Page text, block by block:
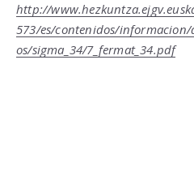
http://
573/es/contenidos/
os/sigma_34/7_fermat_34.pdf